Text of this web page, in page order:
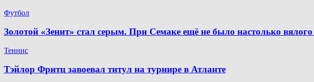
Футбол
Золотой «Зенит» стал серым. При Семаке ещё не было настолько вялого
Теннис
Тэйлор Фритц завоевал титул на турнире в Атланте